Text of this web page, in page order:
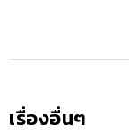
เรื่องอื่นๆ